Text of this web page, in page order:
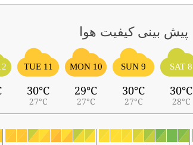
پیش بینی کیفیت هوا
SAT 8
30°C
28°C
SUN 9
30°C
27°C
MON 10
29°C
27°C
TUE 11
30°C
27°C